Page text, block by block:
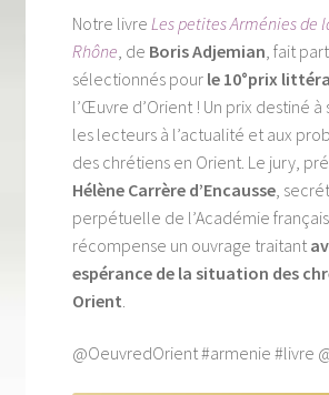
Nous contacter
Qui sommes-nous ?
Les éditions Lieux Dits
Notre livre Les petites Arménies de
Rhône , de Boris Adjemian , fait
sélectionnés pour le 10°prix
l’Œuvre d’Orient ! Un prix destiné à
les lecteurs à l’actualité et aux
des chrétiens en Orient. Le jury,
Hélène Carrère d’Encausse,
perpétuelle de l’Académie
récompense un ouvrage traitant
espérance de la situation des
Orient
@OeuvredOrient #armenie #livre